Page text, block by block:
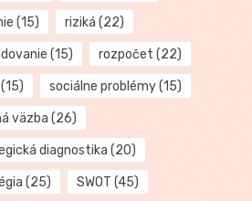
(15) riziká (22)
(15) rozpočet (22)
(15) sociálne problémy(15)
väzba (26)
diagnostika (20)
(25) SWOT (45)